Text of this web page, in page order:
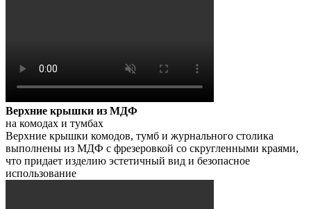
Верхние крышки из МДФ
на комодах и тумбах
Верхние крышки комодов, тумб и журнального столика
выполнены из МДФ с фрезеровкой со скругленными краями,
что придает изделию эстетичный вид и безопасное
использование